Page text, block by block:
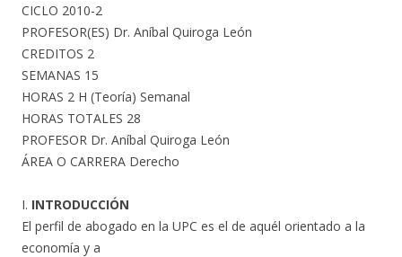
CICLO 2010-2
PROFESOR(ES) Dr. Aníbal Quiroga León
CREDITOS 2
SEMANAS 15
HORAS 2 H (Teoría) Semanal
HORAS TOTALES 28
PROFESOR Dr. Aníbal Quiroga León
ÁREA O CARRERA Derecho
I. INTRODUCCIÓN
El perfil de abogado en la UPC es el de aquél orientado a la
economía y a